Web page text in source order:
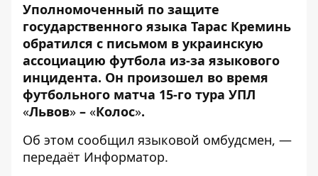
Уполномоченный по защите
государственного языка Тарас Креминь
обратился с письмом в украинскую
ассоциацию футбола из-за языкового
инцидента. Он произошел во время
футбольного матча 15-го тура УПЛ
«Львов» – «Колос».
Об этом сообщил языковой омбудсмен, —
передаёт Информатор.